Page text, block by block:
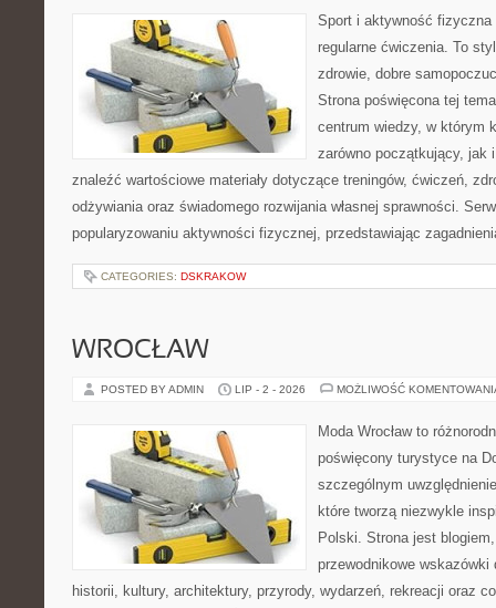
Sport i aktywność
regularne ćwiczenia. To
zdrowie, dobre
Strona poświęcona tej
centrum wiedzy, w którym
zarówno początkujący, jak
znaleźć wartościowe materiały dotyczące treningów, ćwiczeń,
odżywiania oraz świadomego rozwijania własnej sprawności.
popularyzowaniu aktywności fizycznej, przedstawiając
CATEGORIES: DSKRAKOW
WROCŁAW
POSTED BY ADMIN LIP - 2 - 2026 MOŻLIWOŚĆ
Moda Wrocław to
poświęcony turystyce na
szczególnym
które tworzą niezwykle
Polski. Strona jest
przewodnikowe
historii, kultury, architektury, przyrody, wydarzeń, rekreacji oraz